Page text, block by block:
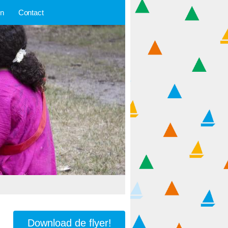
Contact
Download de flyer!